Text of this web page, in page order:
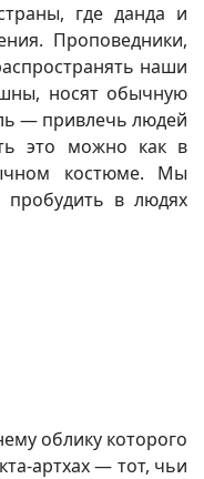
где данда и
Проповедники,
наши
носят обычную
— привлечь людей
это можно как в
костюме. Мы
в людях
облику которого
артхах — тот, чьи